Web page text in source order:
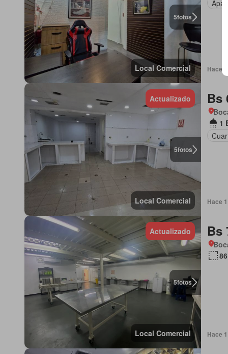
5fotos
Local Comercial Hace
5fotos
Actualizado
Local Comercial
Bs
1
Hace
5fotos
Actualizado
Local Comercial
Bs
Hace